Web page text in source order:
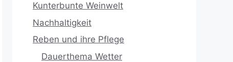
Kunterbunte Weinwelt
Nachhaltigkeit
Reben und ihre Pflege
Dauerthema Wetter